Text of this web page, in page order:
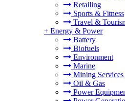
Retailing
Sports & Fitness
Travel &
+ Energy & Power
Battery
Biofuels
Environment
Marine
Mining Services
Oil & Gas
Power